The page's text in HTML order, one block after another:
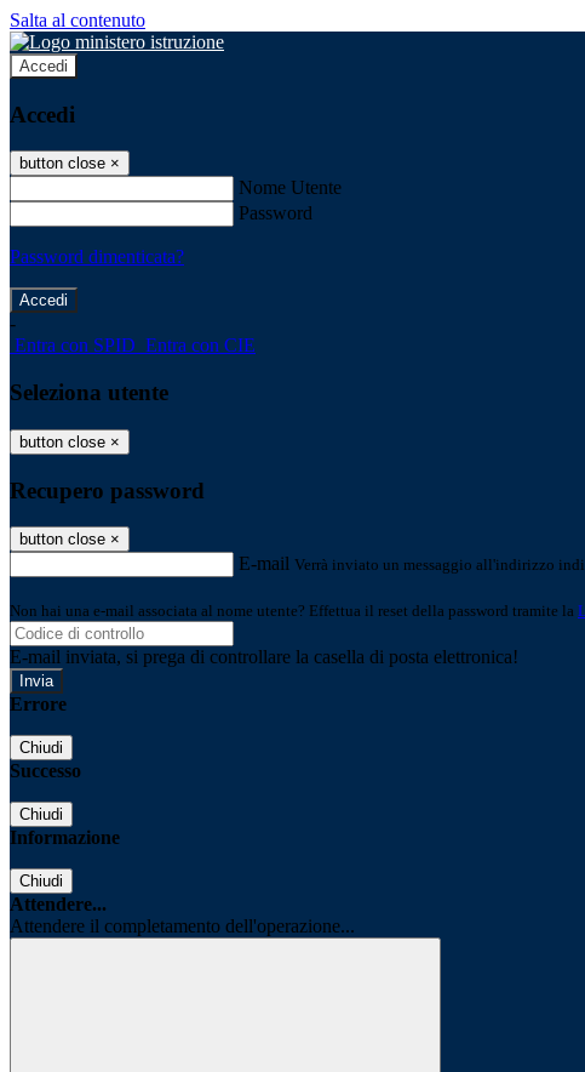
Salta al contenuto
Accedi
Accedi
button close ×
Nome Utente
Password
Password dimenticata?
-
Entra con SPID Entra con CIE
Seleziona utente
button close ×
Recupero password
button close ×
E-mail Verrà inviato un messaggio all'indirizzo
Non hai una e-mail associata al nome utente? Effettua il reset della password tramite la
E-mail inviata, si prega di controllare la casella di posta elettronica!
Errore
Chiudi
Successo
Chiudi
Informazione
Chiudi
Attendere...
Attendere il completamento dell'operazione...